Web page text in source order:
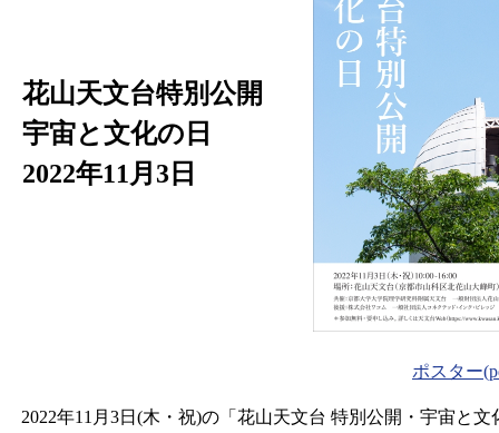
花山天文台特別公開
宇宙と文化の日
2022年11月3日
ポスター
2022年11月3日(木・祝)の「花山天文台 特別公開・宇宙と文